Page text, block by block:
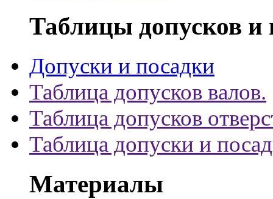
Таблицы допусков и
Допуски и посадки
Таблица допусков валов.
Таблица допусков
Таблица допуски и
Материалы